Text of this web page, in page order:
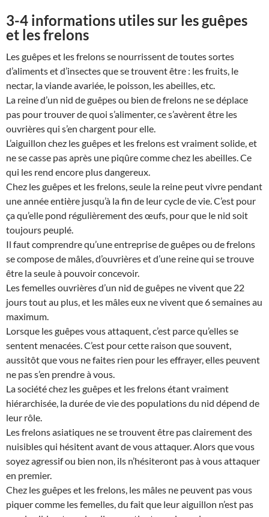
3-4 informations utiles sur les guêpes
et les frelons
Les guêpes et les frelons se nourrissent de toutes sortes
d’aliments et d’insectes que se trouvent être : les fruits, le
nectar, la viande avariée, le poisson, les abeilles, etc.
La reine d’un nid de guêpes ou bien de frelons ne se déplace
pas pour trouver de quoi s’alimenter, ce s’avèrent être les
ouvrières qui s’en chargent pour elle.
L’aiguillon chez les guêpes et les frelons est vraiment solide, et
ne se casse pas après une piqûre comme chez les abeilles. Ce
qui les rend encore plus dangereux.
Chez les guêpes et les frelons, seule la reine peut vivre pendant
une année entière jusqu’à la fin de leur cycle de vie. C’est pour
ça qu’elle pond régulièrement des œufs, pour que le nid soit
toujours peuplé.
Il faut comprendre qu’une entreprise de guêpes ou de frelons
se compose de mâles, d’ouvrières et d’une reine qui se trouve
être la seule à pouvoir concevoir.
Les femelles ouvrières d’un nid de guêpes ne vivent que 22
jours tout au plus, et les mâles eux ne vivent que 6 semaines au
maximum.
Lorsque les guêpes vous attaquent, c’est parce qu’elles se
sentent menacées. C’est pour cette raison que souvent,
aussitôt que vous ne faites rien pour les effrayer, elles peuvent
ne pas s’en prendre à vous.
La société chez les guêpes et les frelons étant vraiment
hiérarchisée, la durée de vie des populations du nid dépend de
leur rôle.
Les frelons asiatiques ne se trouvent être pas clairement des
nuisibles qui hésitent avant de vous attaquer. Alors que vous
soyez agressif ou bien non, ils n’hésiteront pas à vous attaquer
en premier.
Chez les guêpes et les frelons, les mâles ne peuvent pas vous
piquer comme les femelles, du fait que leur aiguillon n’est pas